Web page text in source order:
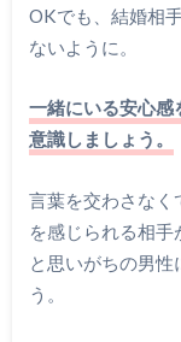
OKでも、結婚相
ないように。
一緒にいる安心感
意識しましょう。
言葉を交わさなく
を感じられる相
と思いがちの男性
う。